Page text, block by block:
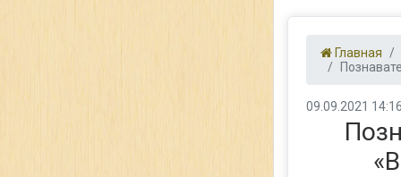
Главная
09.09.2021